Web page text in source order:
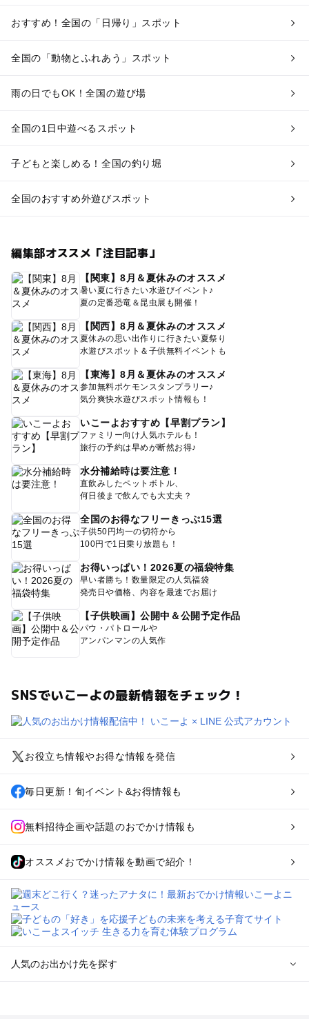
おすすめ！全国の「日帰り」スポット
全国の「動物とふれあう」スポット
雨の日でもOK！全国の遊び場
全国の1日中遊べるスポット
子どもと楽しめる！全国の釣り堀
全国のおすすめ外遊びスポット
編集部オススメ「注目記事」
【関東】8月＆夏休みのオススメ
暑い夏に行きたい水遊びイベント♪
夏の定番恐竜＆昆虫展も開催！
【関西】8月＆夏休みのオススメ
夏休みの思い出作りに行きたい夏祭り
水遊びスポット＆子供無料イベントも
【東海】8月＆夏休みのオススメ
参加無料ポケモンスタンプラリー♪
気分爽快水遊びスポット情報も！
いこーよおすすめ【早割プラン】
ファミリー向け人気ホテルも！
旅行の予約は早めが断然お得♪
水分補給時は要注意！
直飲みしたペットボトル、
何日後まで飲んでも大丈夫？
全国のお得なフリーきっぷ15選
子供50円均一の切符から
100円で1日乗り放題も！
お得いっぱい！2026夏の福袋特集
早い者勝ち！数量限定の人気福袋
発売日や価格、内容を最速でお届け
【子供映画】公開中＆公開予定作品
パウ・パトロールや
アンパンマンの人気作
SNSでいこーよの最新情報をチェック！
お役立ち情報やお得な情報を発信
毎日更新！旬イベント&お得情報も
無料招待企画や話題のおでかけ情報も
オススメおでかけ情報を動画で紹介！
人気のお出かけ先を探す